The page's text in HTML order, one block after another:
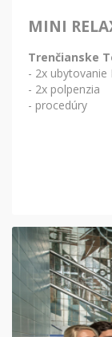
MINI
Trenčianske
- 2x ubytovanie
- 2x polpenzia
- procedúry